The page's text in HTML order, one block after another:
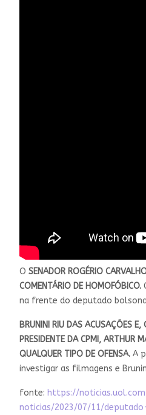
O SENADOR ROGÉRIO
COMENTÁRIO DE HOMOFÓBICO.
na frente do deputado
BRUNINI RIU DAS ACUSAÇÕES
PRESIDENTE DA CPMI, ARTHUR
QUALQUER TIPO DE OFENSA.A
investigar as filmagens e
fonte: https://
noticias/2023/07/11/